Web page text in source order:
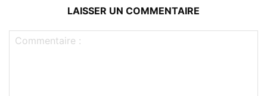
LAISSER UN COMMENTAIRE